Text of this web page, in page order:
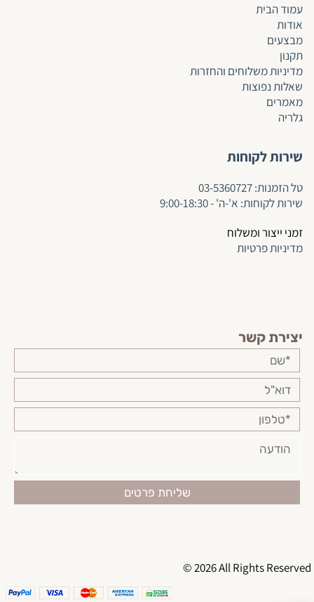
עמוד הבית
אודות
מבצעים
תקנון
מדיניות משלוחים והחזרות
שאלות נפוצות
מאמרים
גלריה
שירות לקוחות
טל הזמנות:03-5360727
שירות לקוחות: א'-ה' - 9:00-18:30
זמני ייצור ומשלוח
מדיניות פרטיות
יצירת קשר
© 2026 All Rights Reserved